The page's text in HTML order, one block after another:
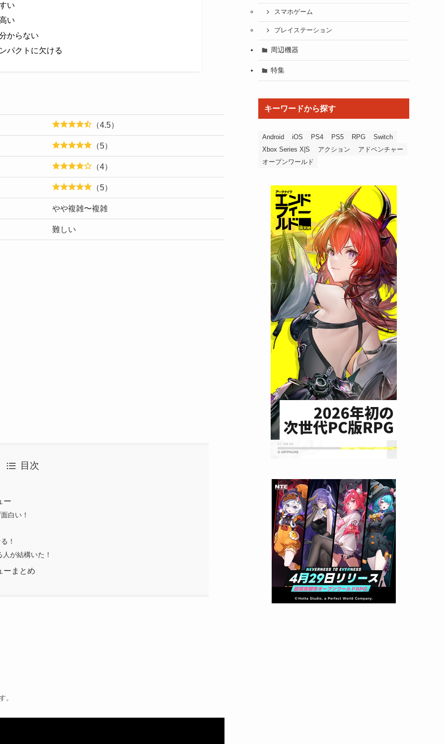
い
い
からない
パクトに欠ける
（4.5）
（5）
（4）
（5）
やや複雑〜複雑
難しい
目次
ー
白い！
！
が結構いた！
ーまとめ
。
スマホゲーム
プレイステーション
周辺機器
特集
キーワードから探す
Android iOS PS4 PS5 RPG
Switch
Xbox Series X|S
アクション
アドベンチャー
オープンワールド